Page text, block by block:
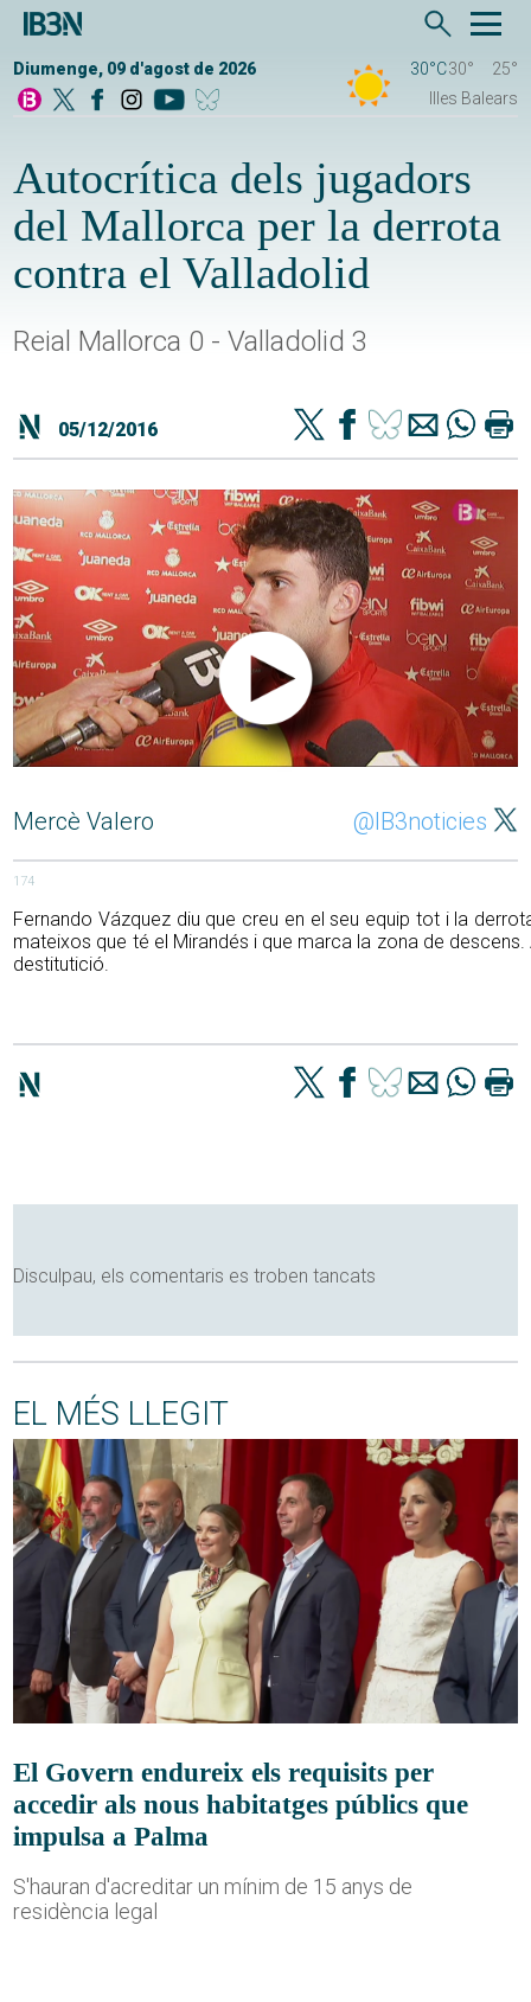
Diumenge, 09 d'agost de 2026 30°C30°
25°
Illes Balears
Autocrítica dels jugadors
del Mallorca per la derrota
contra el Valladolid
Reial Mallorca 0 - Valladolid 3
05/12/2016
Mercè Valero @IB3noticies
174
Fernando Vázquez diu que creu en el seu equip tot i la
mateixos que té el Mirandés i que marca la zona de
destitutició.
Disculpau, els comentaris es troben tancats
EL MÉS LLEGIT
El Govern endureix els requisits per
accedir als nous habitatges públics que
impulsa a Palma
S'hauran d'acreditar un mínim de 15 anys de
residència legal